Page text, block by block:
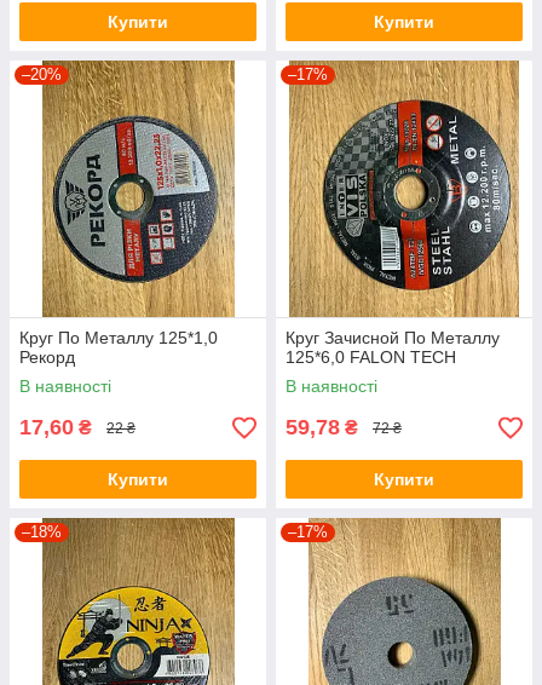
Купити Купити
–20%
Круг По Металлу 125*1,0
Рекорд
В наявності
17,60 ₴ 22 ₴
Купити
–17%
Круг Зачисной По Металлу
125*6,0 FALON TECH
В наявності
59,78 ₴ 72 ₴
Купити
–18% –17%